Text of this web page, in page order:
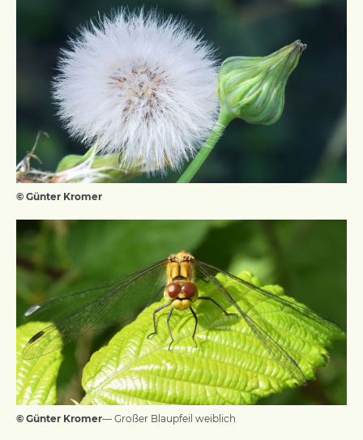
© Günter Kromer
© Günter Kromer— Großer Blaupfeil weiblich